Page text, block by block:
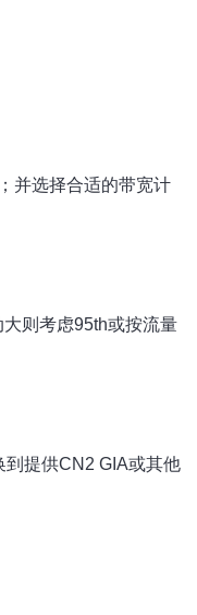
并选择合适的带宽计
则考虑95th或按流量
到提供CN2 GIA或其他